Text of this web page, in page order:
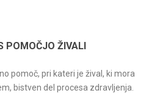
POMOČJO ŽIVALI
pomoč, pri kateri je žival, ki mora
bistven del procesa zdravljenja.